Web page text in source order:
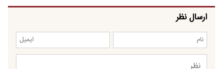
ارسال نظر